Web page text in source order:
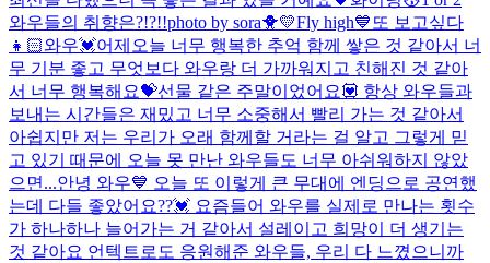
와우들의 취향은?!?!!photo by sora🐥💛Fly high💙 또 보고싶다
👧🏻와우💓어제오늘 너무 행복한 추억 함께 쌓은 것 같아서 너
무 기분 좋고 무엇보다 와우랑 더 가까워지고 친해진 것 같아
서 너무 행복해요💝선물 같은 주말이었어요💟 항상 와우들과
보내는 시간들은 재밌고 너무 소중해서 빨리 가는 것 같아서
아쉽지만 저는 우리가 오래 함께할 거라는 걸 알고 그렇게 믿
고 있기 때문에 오늘 못 만난 와우들도 너무 아쉬워하지 않았
으면...안녕 와우💙 오늘 또 이렇게 큰 무대에 엔딩으로 공연했
는데 다들 좋았어요??💓 요즘들어 와우를 실제로 만나는 횟수
가 하나하나 늘어가는 거 같아서 설레이고 희망이 더 생기는
것 같아요 언텍트로도 응원해준 와우들, 우리 다 느꼈으니까